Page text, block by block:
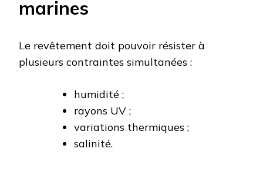
marines
Le revêtement doit pouvoir résister à
plusieurs contraintes simultanées :
humidité ;
rayons UV ;
variations thermiques ;
salinité.